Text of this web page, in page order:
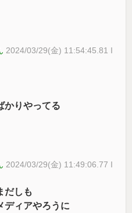
2024/03/29(金) 11:54:45.81 I
かりやってる
2024/03/29(金) 11:49:06.77 I
だしも
ディアやろうに